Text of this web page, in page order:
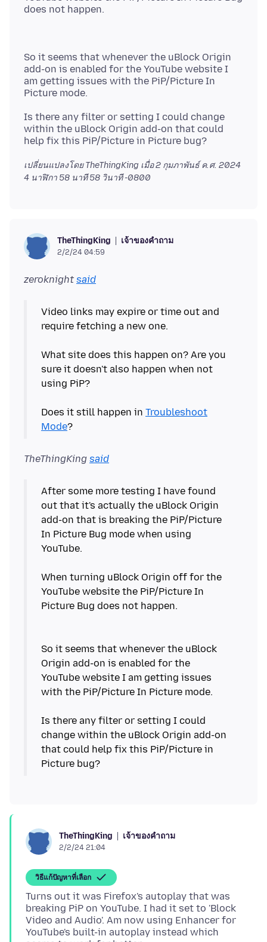
So it seems that whenever the uBlock Origin
add-on is enabled for the YouTube website I
am getting issues with the PiP/Picture In
Is there any filter or setting I could change
within the uBlock Origin add-on that could
เปลี่ยนแปลงโดย TheThingKing เมื่อ2 กุมภาพันธ์ ค.ศ. 2024
4 นาฬิกา 58 นาที 58 วินาที -0800
TheThingKing เจ้าของคำถาม
2/2/24 04:59
zeroknight said
Video links may expire or time out and
require fetching a new one.
What site does this happen on? Are you
sure it doesn't also happen when not
using PiP?
Does it still happen in Troubleshoot
Mode
TheThingKing said
After some more testing I have found
out that it's actually the uBlock Origin
add-on that is breaking the PiP/Picture
In Picture Bug mode when using
YouTube.
When turning uBlock Origin off for the
YouTube website the PiP/Picture In
Picture Bug does not happen.
So it seems that whenever the uBlock
Origin add-on is enabled for the
YouTube website I am getting issues
with the PiP/Picture In Picture mode.
Is there any filter or setting I could
change within the uBlock Origin add-on
that could help fix this PiP/Picture in
TheThingKing เจ้าของคำถาม
2/2/24 21:04
วิธีแก้ปัญหาที่เลือก
Turns out it was Firefox's autoplay that was
breaking PiP on YouTube. I had it set to 'Block
Video and Audio'. Am now using Enhancer for
YouTube's built-in autoplay instead which